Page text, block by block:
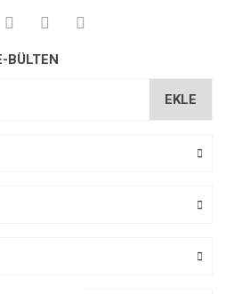
bilgiler bulunuyor.
BÜLTEN
EKLE